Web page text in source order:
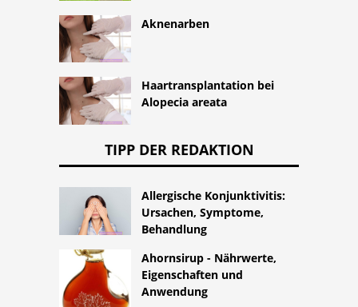
Aknenarben
Haartransplantation bei
Alopecia areata
TIPP DER REDAKTION
Allergische Konjunktivitis:
Ursachen, Symptome,
Behandlung
Ahornsirup - Nährwerte,
Eigenschaften und
Anwendung